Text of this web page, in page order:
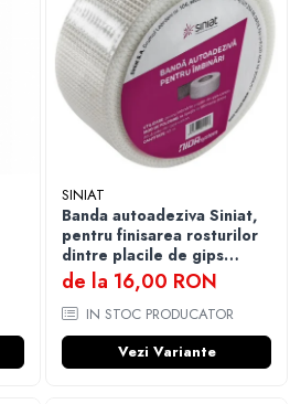
SINIAT
Banda autoadeziva Siniat,
pentru finisarea rosturilor
dintre placile de gips
carton din plasa de fibra de
sticla
de la 16,00 RON
IN STOC PRODUCATOR
Vezi Variante